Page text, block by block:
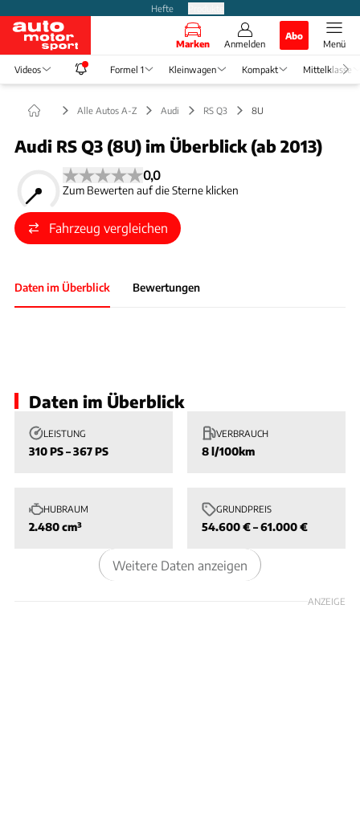
Hefte
Marken Anmelden
Abo
Menü
Videos Formel 1 Kleinwagen Kompakt Mittelklasse
Alle Autos A-Z Audi RS Q3 8U
Audi RS Q3 (8U) im Überblick (ab 2013)
0,0
Zum Bewerten auf die Sterne klicken
Fahrzeug vergleichen
Daten im Überblick Bewertungen
Daten im Überblick
LEISTUNG
310 PS – 367 PS
VERBRAUCH
8 l/100km
HUBRAUM
2.480 cm³
GRUNDPREIS
54.600 € – 61.000 €
Weitere Daten anzeigen
ANZEIGE